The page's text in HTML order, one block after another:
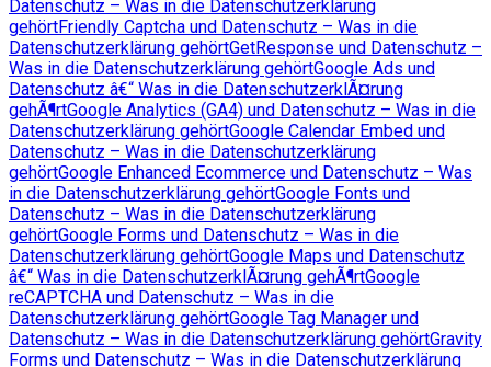
Datenschutz – Was in die Datenschutzerklärung
gehörtFriendly Captcha und Datenschutz – Was in die
Datenschutzerklärung gehörtGetResponse und Datenschutz –
Was in die Datenschutzerklärung gehörtGoogle Ads und
Datenschutz â€“ Was in die DatenschutzerklÃ¤rung
gehÃ¶rtGoogle Analytics (GA4) und Datenschutz – Was in die
Datenschutzerklärung gehörtGoogle Calendar Embed und
Datenschutz – Was in die Datenschutzerklärung
gehörtGoogle Enhanced Ecommerce und Datenschutz – Was
in die Datenschutzerklärung gehörtGoogle Fonts und
Datenschutz – Was in die Datenschutzerklärung
gehörtGoogle Forms und Datenschutz – Was in die
Datenschutzerklärung gehörtGoogle Maps und Datenschutz
â€“ Was in die DatenschutzerklÃ¤rung gehÃ¶rtGoogle
reCAPTCHA und Datenschutz – Was in die
Datenschutzerklärung gehörtGoogle Tag Manager und
Datenschutz – Was in die Datenschutzerklärung gehörtGravity
Forms und Datenschutz – Was in die Datenschutzerklärung